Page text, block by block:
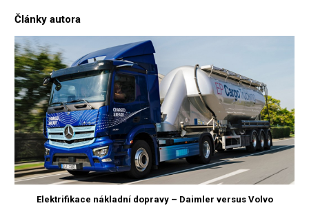
Články autora
Elektrifikace nákladní dopravy – Daimler versus Volvo